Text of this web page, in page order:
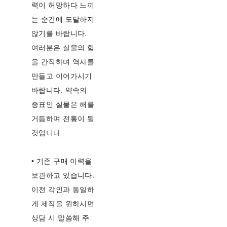
력이 허망하다 느끼
는 순간에 도달하지
않기를 바랍니다.
여러분은 실물의 힘
을 간직하며 역사를
만들고 이어가시기
바랍니다. 약속의
증표인 실물은 해를
거듭하며 전통이 될
것입니다.
• 기존 구매 이력을
보관하고 있습니다.
이전 각인과 동일하
게 제작을 원하시면
상담 시 말씀해 주